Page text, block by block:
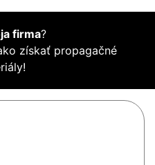
firma?
získať propagačné